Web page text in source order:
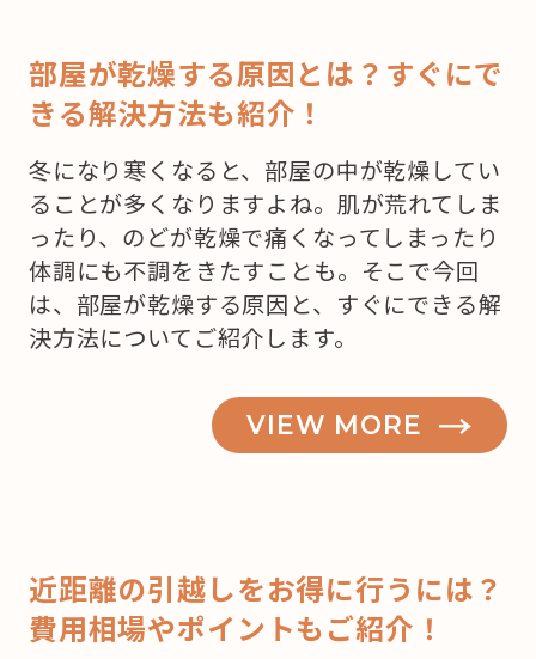
部屋が乾燥する原因とは？すぐにで
きる解決方法も紹介！
冬になり寒くなると、部屋の中が乾燥してい
ることが多くなりますよね。肌が荒れてしま
ったり、のどが乾燥で痛くなってしまったり
体調にも不調をきたすことも。そこで今回
は、部屋が乾燥する原因と、すぐにできる解
決方法についてご紹介します。
VIEW MORE
近距離の引越しをお得に行うには？
費用相場やポイントもご紹介！